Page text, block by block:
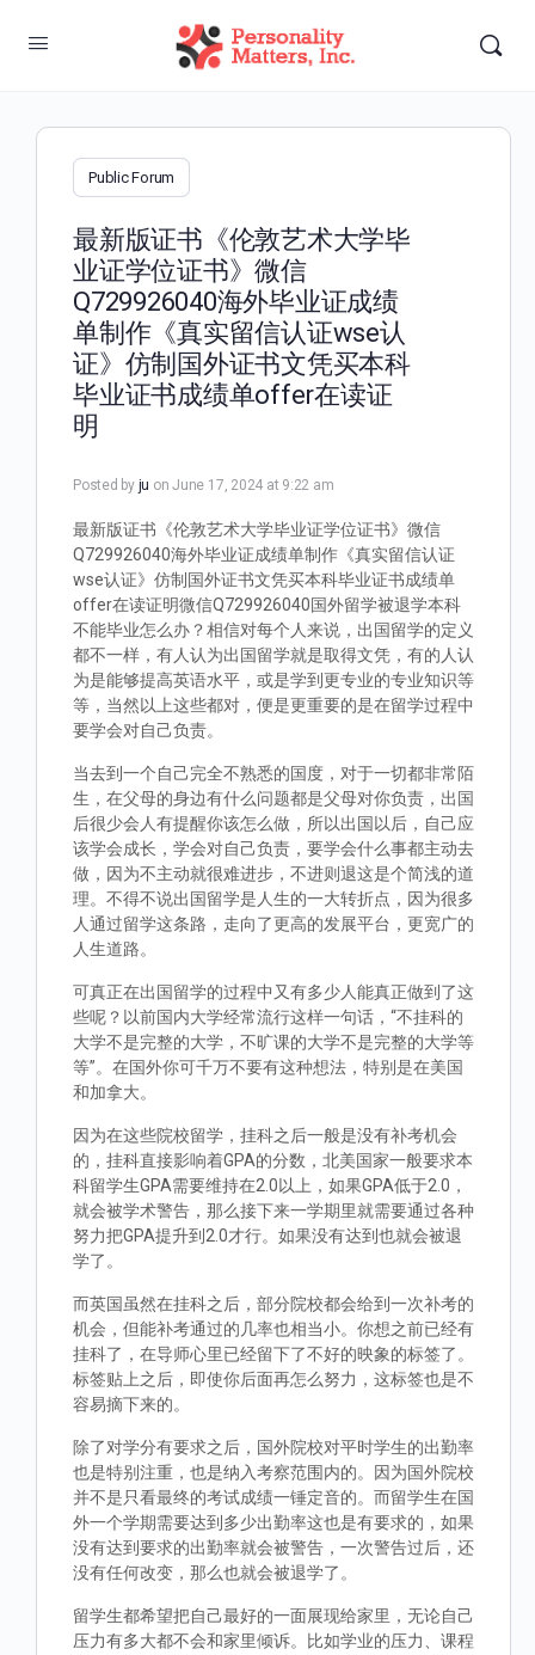
Public Forum
最新版证书《伦敦艺术大学毕
业证学位证书》微信
Q729926040海外毕业证成绩
单制作《真实留信认证wse认
证》仿制国外证书文凭买本科
毕业证书成绩单offer在读证
明
Posted by ju on June 17, 2024 at 9:22 am
最新版证书《伦敦艺术大学毕业证学位证书》微信
Q729926040海外毕业证成绩单制作《真实留信认证
wse认证》仿制国外证书文凭买本科毕业证书成绩单
offer在读证明微信Q729926040国外留学被退学本科
不能毕业怎么办？相信对每个人来说，出国留学的定义
都不一样，有人认为出国留学就是取得文凭，有的人认
为是能够提高英语水平，或是学到更专业的专业知识等
等，当然以上这些都对，便是更重要的是在留学过程中
要学会对自己负责。
当去到一个自己完全不熟悉的国度，对于一切都非常陌
生，在父母的身边有什么问题都是父母对你负责，出国
后很少会人有提醒你该怎么做，所以出国以后，自己应
该学会成长，学会对自己负责，要学会什么事都主动去
做，因为不主动就很难进步，不进则退这是个简浅的道
理。不得不说出国留学是人生的一大转折点，因为很多
人通过留学这条路，走向了更高的发展平台，更宽广的
人生道路。
可真正在出国留学的过程中又有多少人能真正做到了这
些呢？以前国内大学经常流行这样一句话，“不挂科的
大学不是完整的大学，不旷课的大学不是完整的大学等
等”。在国外你可千万不要有这种想法，特别是在美国
和加拿大。
因为在这些院校留学，挂科之后一般是没有补考机会
的，挂科直接影响着GPA的分数，北美国家一般要求本
科留学生GPA需要维持在2.0以上，如果GPA低于2.0，
就会被学术警告，那么接下来一学期里就需要通过各种
努力把GPA提升到2.0才行。如果没有达到也就会被退
学了。
而英国虽然在挂科之后，部分院校都会给到一次补考的
机会，但能补考通过的几率也相当小。你想之前已经有
挂科了，在导师心里已经留下了不好的映象的标签了。
标签贴上之后，即使你后面再怎么努力，这标签也是不
容易摘下来的。
除了对学分有要求之后，国外院校对平时学生的出勤率
也是特别注重，也是纳入考察范围内的。因为国外院校
并不是只看最终的考试成绩一锤定音的。而留学生在国
外一个学期需要达到多少出勤率这也是有要求的，如果
没有达到要求的出勤率就会被警告，一次警告过后，还
没有任何改变，那么也就会被退学了。
留学生都希望把自己最好的一面展现给家里，无论自己
压力有多大都不会和家里倾诉。比如学业的压力、课程